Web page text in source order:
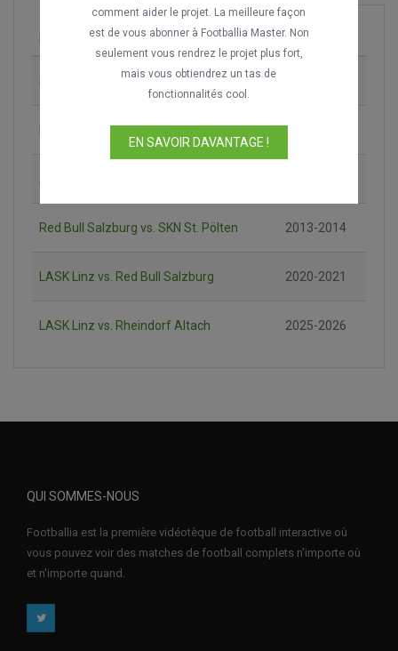
Saison
Swarovski Tirol vs. Kremser SC
Rapid Wien vs. SV Stockerau 1990-1991
Red Bull Salzburg vs. SKN St. Pölten 2013-2014
LASK Linz vs. Red Bull Salzburg 2020-2021
LASK Linz vs. Rheindorf Altach 2025-2026
QUI SOMMES-NOUS
Footballia est la première vidéotèque de football interactive où
vous pouvez voir des matches de football complets n'importe où
et n'importe quand.
comment aider le projet. La meilleure façon
est de vous abonner à Footballia Master. Non
seulement vous rendrez le projet plus fort,
mais vous obtiendrez un tas de
fonctionnalités cool.
EN SAVOIR DAVANTAGE !